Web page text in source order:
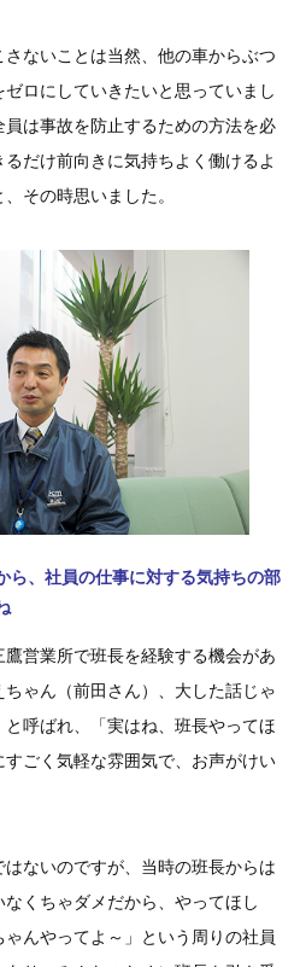
ないことは当然、他の車からぶつ
ロにしていきたいと思っていまし
は事故を防止するための方法を必
だけ前向きに気持ちよく働けるよ
その時思いました。
ら、社員の仕事に対する気持ちの部
営業所で班長を経験する機会があ
ゃん（前田さん）、大した話じゃ
呼ばれ、「実はね、班長やってほ
すごく気軽な雰囲気で、お声がけい
ないのですが、当時の班長からは
なくちゃダメだから、やってほし
んやってよ～」という周りの社員